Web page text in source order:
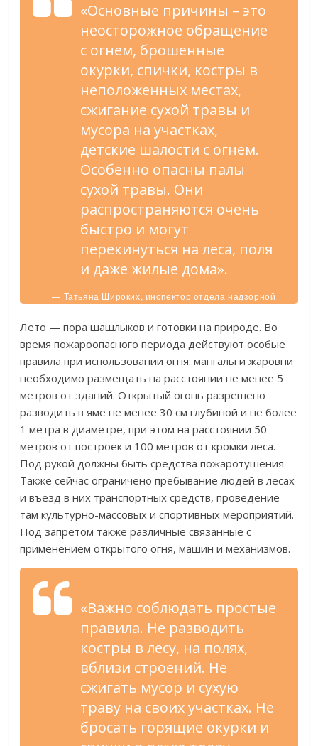
«Основные причины – это
неосторожное обращение
с огнем, брошенные
окурки, спички, костры в
неположенных местах,
сжигание сухой травы и
мусора на участках,
детские шалости с огнем.
Особенно опасны палы
сухой травы. Они
распространяются очень
быстро и могут
перекинуться на леса, поля
и даже жилые дома».
— Татьяна Широких, инспектор отдела надзорной
работы в Старом Осколе ГУ МЧС России.
Лето — пора шашлыков и готовки на природе. Во
время пожароопасного периода действуют особые
правила при использовании огня: мангалы и жаровни
необходимо размещать на расстоянии не менее 5
метров от зданий. Открытый огонь разрешено
разводить в яме не менее 30 см глубиной и не более
1 метра в диаметре, при этом на расстоянии 50
метров от построек и 100 метров от кромки леса.
Под рукой должны быть средства пожаротушения.
Также сейчас ограничено пребывание людей в лесах
и въезд в них транспортных средств, проведение
там культурно-массовых и спортивных мероприятий.
Под запретом также различные связанные с
применением открытого огня, машин и механизмов.
«Важно соблюдать простые
правила. Не разводить
костры в лесу, на полях,
вблизи строений. Не
сжигать мусор и сухую
траву на своих участках. Не
бросать горящие окурки и